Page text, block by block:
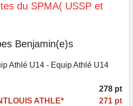
du SPMA( USSP et
Benjamin(e)s
Athlé U14 - Equip Athlé U14
278 pt
ATHLE*
271 pt